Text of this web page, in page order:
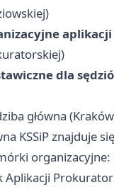
dla
główna
KSSiP znajduje
Aplikacji